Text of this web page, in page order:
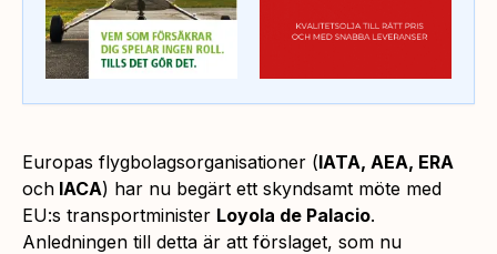
Europas flygbolagsorganisationer (IATA, AEA, ERA
och IACA) har nu begärt ett skyndsamt möte med
EU:s transportminister Loyola de Palacio.
Anledningen till detta är att förslaget, som nu